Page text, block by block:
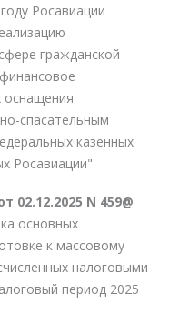
Росавиации
гражданской
оснащения
спасательным
казенных
Росавиации"
02.12.2025 N 459@
основных
к массовому
налоговыми
период 2025